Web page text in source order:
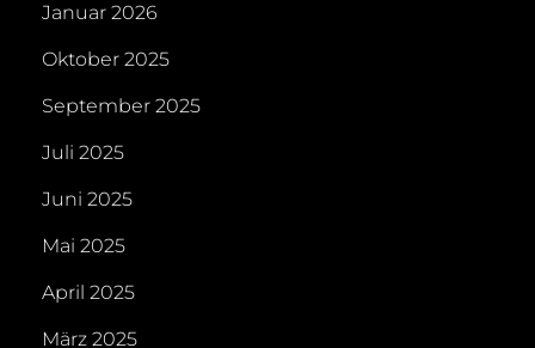
Januar 2026
Oktober 2025
September 2025
Juli 2025
Juni 2025
Mai 2025
April 2025
März 2025